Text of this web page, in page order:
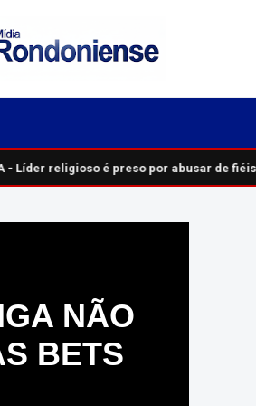
- Líder religioso é preso por abusar de
NÃO
BETS